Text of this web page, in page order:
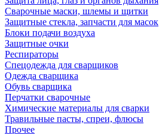
Сварочные маски, шлемы и щитки
Защитные стекла, запчасти для масок
Блоки подачи воздуха
Защитные очки
Респираторы
Спецодежда для сварщиков
Одежда сварщика
Обувь сварщика
Перчатки сварочные
Химические материалы для сварки
Травильные пасты, спреи, флюсы
Прочее